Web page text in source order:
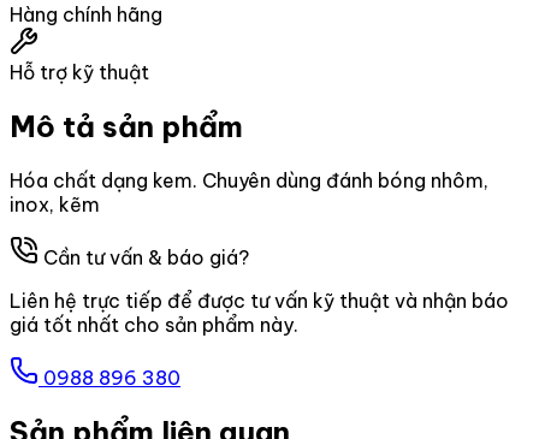
Hàng chính hãng
Hỗ trợ kỹ thuật
Mô tả sản phẩm
Hóa chất dạng kem. Chuyên dùng đánh bóng nhôm,
inox, kẽm
Cần tư vấn & báo giá?
Liên hệ trực tiếp để được tư vấn kỹ thuật và nhận báo
giá tốt nhất cho sản phẩm này.
0988 896 380
Sản phẩm liên quan